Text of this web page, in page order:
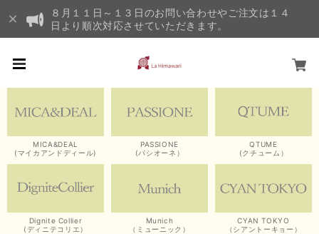
８月１１日～１３日のお問い合わせやご注文は１４
日より順次対応させていただきます。
MICA&DEAL
(マイカアンドディール)
PASSIONE
(パシオーネ）
QTUME
(クチューム）
Dignite Collier
(ディニテコリエ）
Munich
（ミューニック）
CYAN TOKYO
（シアントーキョー）